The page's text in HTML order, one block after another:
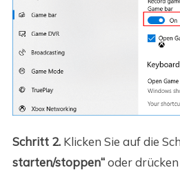
Schritt 2.Klicken Sie auf die
starten/stoppen“oder drücken